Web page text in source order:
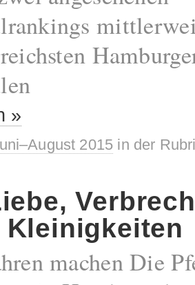
»
2015 in der
Kleinigkeiten
machen Die